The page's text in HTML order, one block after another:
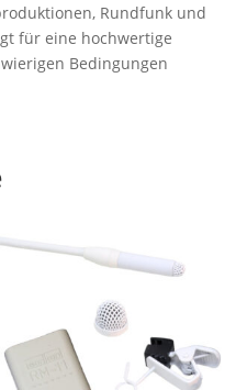
Rundfunk und
für eine hochwertige
Bedingungen